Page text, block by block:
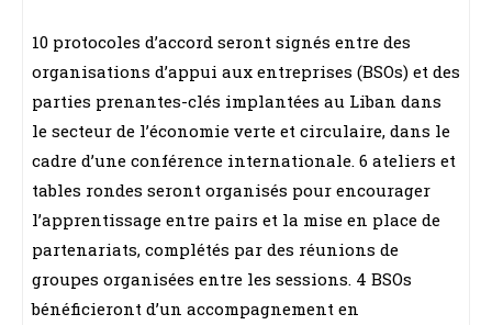
10 protocoles d’accord seront signés entre des
organisations d’appui aux entreprises (BSOs) et des
parties prenantes-clés implantées au Liban dans
le secteur de l’économie verte et circulaire, dans le
cadre d’une conférence internationale. 6 ateliers et
tables rondes seront organisés pour encourager
l’apprentissage entre pairs et la mise en place de
partenariats, complétés par des réunions de
groupes organisées entre les sessions. 4 BSOs
bénéficieront d’un accompagnement en